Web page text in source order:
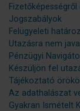
Jogszabályok
Felügyeleti
Utazásra nem
Pénzügyi
Készüljön fel
Tájékoztató
Az adathalászat
Gyakran Ismételt